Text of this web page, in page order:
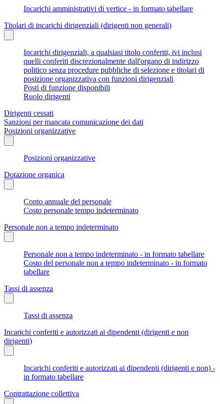
Incarichi amministrativi di vertice - in formato tabellare
Titolari di incarichi dirigenziali (dirigenti non generali)
Incarichi dirigenziali, a qualsiasi titolo conferiti, ivi inclusi
quelli conferiti discrezionalmente dall'organo di indirizzo
politico senza procedure pubbliche di selezione e titolari di
posizione organizzativa con funzioni dirigenziali
Posti di funzione disponibili
Ruolo dirigenti
Dirigenti cessati
Sanzioni per mancata comunicazione dei dati
Posizioni organizzative
Posizioni organizzative
Dotazione organica
Conto annuale del personale
Costo personale tempo indeterminato
Personale non a tempo indeterminato
Personale non a tempo indeterminato - in formato tabellare
Costo del personale non a tempo indeterminato - in formato
tabellare
Tassi di assenza
Tassi di assenza
Incarichi conferiti e autorizzati ai dipendenti (dirigenti e non
dirigenti)
Incarichi conferiti e autorizzati ai dipendenti (dirigenti e non) -
in formato tabellare
Contrattazione collettiva